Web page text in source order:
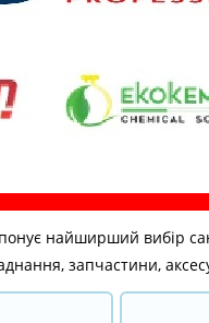
найширший вибір
запчастини,